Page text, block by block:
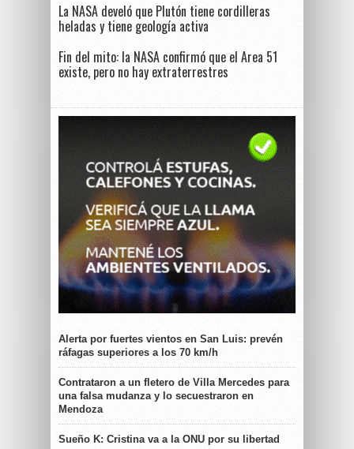
La NASA develó que Plutón tiene cordilleras
heladas y tiene geología activa
Fin del mito: la NASA confirmó que el Area 51
existe, pero no hay extraterrestres
Alerta por fuertes vientos en San Luis: prevén
ráfagas superiores a los 70 km/h
Contrataron a un fletero de Villa Mercedes para
una falsa mudanza y lo secuestraron en
Mendoza
Sueño K: Cristina va a la ONU por su libertad